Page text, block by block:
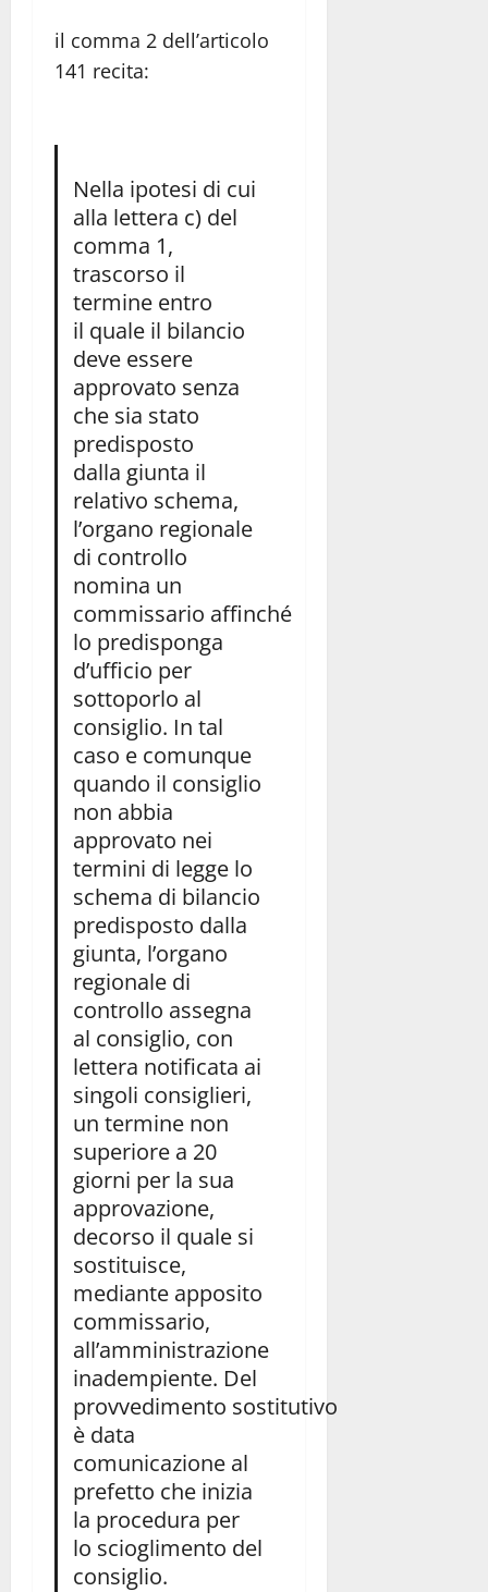
il comma 2 dell’articolo
141 recita:
Nella ipotesi di cui
alla lettera c) del
comma 1,
trascorso il
termine entro
il quale il bilancio
deve essere
approvato senza
che sia stato
predisposto
dalla giunta il
relativo schema,
l’organo regionale
di controllo
nomina un
commissario affinché
lo predisponga
d’ufficio per
sottoporlo al
consiglio. In tal
caso e comunque
quando il consiglio
non abbia
approvato nei
termini di legge lo
schema di bilancio
predisposto dalla
giunta, l’organo
regionale di
controllo assegna
al consiglio, con
lettera notificata ai
singoli consiglieri,
un termine non
superiore a 20
giorni per la sua
approvazione,
decorso il quale si
sostituisce,
mediante apposito
commissario,
all’amministrazione
inadempiente. Del
provvedimento sostitutivo
è data
comunicazione al
prefetto che inizia
la procedura per
lo scioglimento del
consiglio.